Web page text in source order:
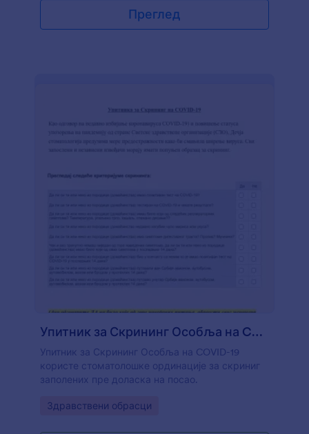
Преглед
Упитник за Скрининг Особља на COVID 19
Упитник за Скрининг Особља на COVID-19
користе стоматолошке ординације за скриниг
заполених пре доласка на посао.
Go to Category:
Здравствени обрасци